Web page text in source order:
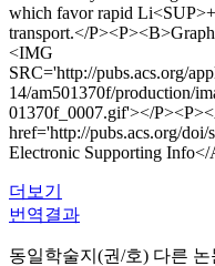
which favor rapid
transport.</
<IMG
SRC='http://pubs.acs.org/
14/am501370f/production/
01370f_0007.gif'></
href='http://pubs.acs.org/
Electronic Supporting
더보기
번역결과
동일학술지(권/호) 다른 논